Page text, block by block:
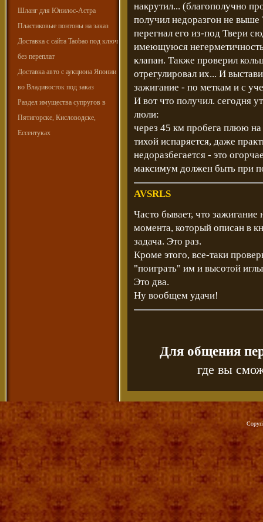
Шланг для Юнилос-Астра
Пластиковые понтоны на заказ
Доставка с сайта Taobao под ключ
без переплат
Доставка авто с аукциона Японии
во Владивосток под заказ
Раздел имущества супругов в
Пятигорске, Кисловодске,
Ессентуках
накрутил... (благополучно
получил недоразгон не
перегнал его из-под Твери
имеющуюся
клапан. Также проверил
отрегулировал их... И
зажигание - по меткам и с
И вот что получил. сегодня
люли:
через 45 км пробега плюю
тихой испаряется, даже
недоразбегается - это
максимум должен быть при
AVSRLS
Часто бывает, что зажигание
момента, который описан в
задача. Это раз.
Кроме этого, все-таки
"поиграть" им и высотой
Это два.
Ну вообщем удачи!
Для общения
где вы